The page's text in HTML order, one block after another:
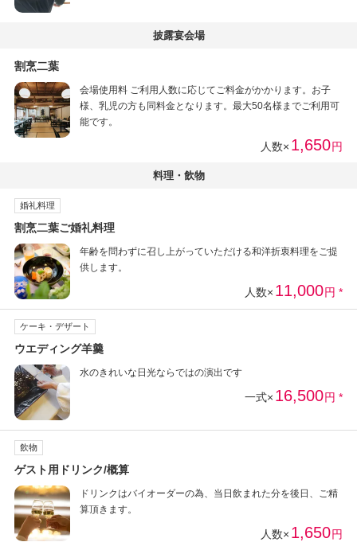
披露宴会場
割烹二葉
会場使用料 ご利用人数に応じてご料金がかかります。お子
様、乳児の方も同料金となります。最大50名様までご利用可
能です。
人数× 1,650円
料理・飲物
婚礼料理
割烹二葉ご婚礼料理
年齢を問わずに召し上がっていただける和洋折衷料理をご提
供します。
人数× 11,000円 *
ケーキ・デザート
ウエディング羊羹
水のきれいな日光ならではの演出です
一式× 16,500円 *
飲物
ゲスト用ドリンク/概算
ドリンクはバイオーダーの為、当日飲まれた分を後日、ご精
算頂きます。
人数× 1,650円